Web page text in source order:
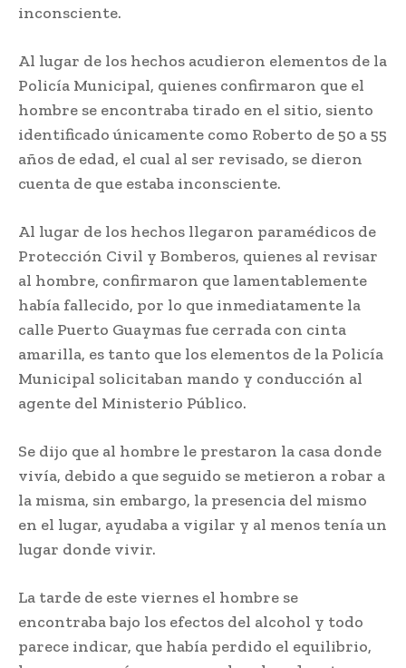
inconsciente.
Al lugar de los hechos acudieron elementos de la
Policía Municipal, quienes confirmaron que el
hombre se encontraba tirado en el sitio, siento
identificado únicamente como Roberto de 50 a 55
años de edad, el cual al ser revisado, se dieron
cuenta de que estaba inconsciente.
Al lugar de los hechos llegaron paramédicos de
Protección Civil y Bomberos, quienes al revisar
al hombre, confirmaron que lamentablemente
había fallecido, por lo que inmediatamente la
calle Puerto Guaymas fue cerrada con cinta
amarilla, es tanto que los elementos de la Policía
Municipal solicitaban mando y conducción al
agente del Ministerio Público.
Se dijo que al hombre le prestaron la casa donde
vivía, debido a que seguido se metieron a robar a
la misma, sin embargo, la presencia del mismo
en el lugar, ayudaba a vigilar y al menos tenía un
lugar donde vivir.
La tarde de este viernes el hombre se
encontraba bajo los efectos del alcohol y todo
parece indicar, que había perdido el equilibrio,